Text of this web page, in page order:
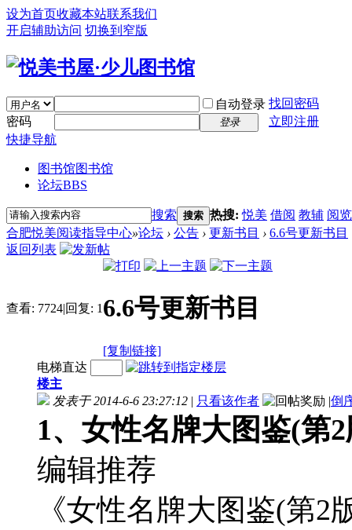
设为首页收藏本站联系我们
开启辅助访问 切换到窄版
自动登录 找回密码
密码
登录
立即注册
快捷导航
图书馆图书馆
论坛BBS
搜索 搜索 热搜:悦美 借阅 教辅 阅览
合肥悦美阅读指导中心»论坛 › 公告 › 更新书目 › 6.6号更新书目
返回列表
查看: 7724|回复: 1 6.6号更新书目
[复制链接]
电梯直达
楼主
发表于 2014-6-6 23:27:12 | 只看该作者 |倒
1、女性名牌大图鉴(第
编辑推荐
《女性名牌大图鉴(第